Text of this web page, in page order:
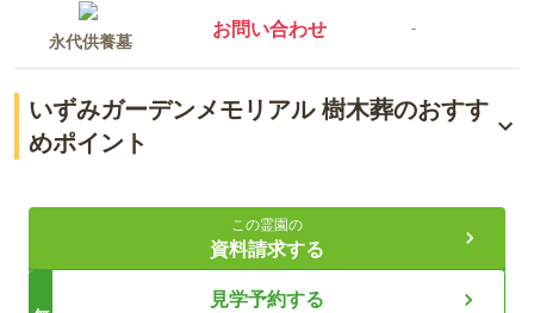
永代供養墓
お問い合わせ -
いずみガーデンメモリアル 樹木葬のおすす
めポイント
生前の宗旨や宗派を問わず眠れる
泉パークタウンに隣接
選べる2タイプの墓所
この霊園の
資料請求する
見学予約する